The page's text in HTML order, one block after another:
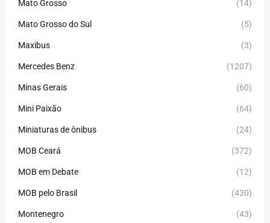
Mato Grosso (14)
Mato Grosso do Sul (5)
Maxibus (3)
Mercedes Benz (1207)
Minas Gerais (60)
Mini Paixão (64)
Miniaturas de ônibus (24)
MOB Ceará (372)
MOB em Debate (12)
MOB pelo Brasil (430)
Montenegro (43)